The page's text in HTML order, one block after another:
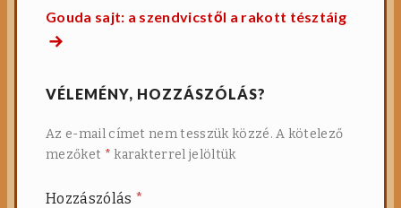
Bejegyzés
Gouda sajt: a szendvicstől a rakott tésztáig
VÉLEMÉNY, HOZZÁSZÓLÁS?
Az e-mail címet nem tesszük közzé. A kötelező
mezőket * karakterrel jelöltük
Hozzászólás *